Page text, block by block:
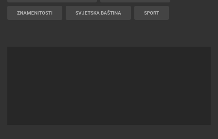
ZNAMENITOSTI SVJETSKA BAŠTINA SPORT